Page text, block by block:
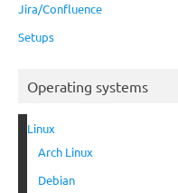
Jira/Confluence
Setups
Operating systems
Linux
Arch Linux
Debian